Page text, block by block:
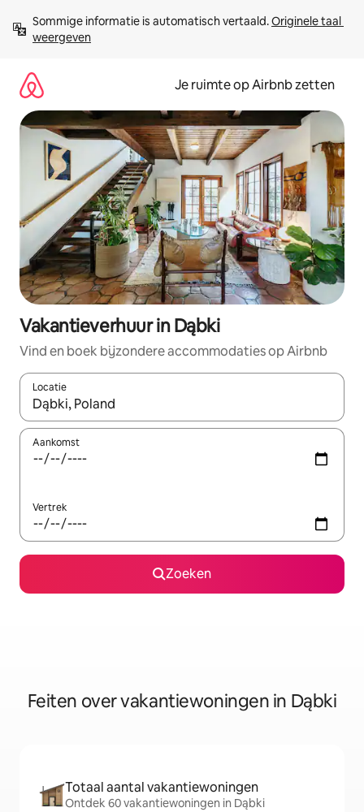
direct
naar
Sommige informatie is automatisch vertaald. Originele taal
weergeven
Je ruimte op Airbnb zetten
Vakantieverhuur in Dąbki
Vind en boek bijzondere accommodaties op Airbnb
Locatie
Wanneer er suggesties beschikbaar zijn, maak je een keuze
Aankomst
Vertrek
Zoeken
Feiten over vakantiewoningen in Dąbki
Totaal aantal vakantiewoningen
Ontdek 60 vakantiewoningen in Dąbki